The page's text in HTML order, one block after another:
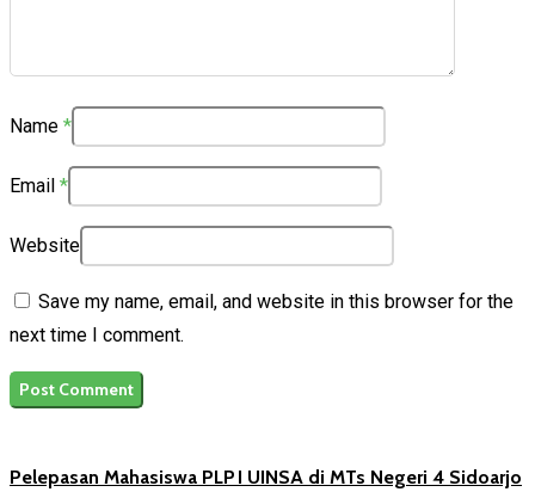
Name *
Email *
Website
Save my name, email, and website in this browser for the
next time I comment.
Pelepasan Mahasiswa PLP I UINSA di MTs Negeri 4 Sidoarjo